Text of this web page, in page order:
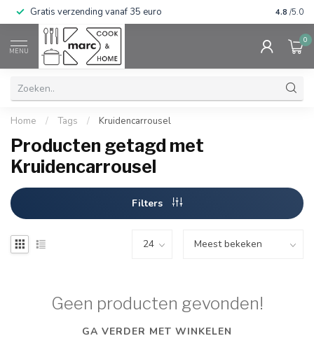
Gratis verzending vanaf 35 euro 4.8 /5.0
MENU
0
Home / Tags / Kruidencarrousel
Producten getagd met
Kruidencarrousel
Filters
Geen producten gevonden!
GA VERDER MET WINKELEN